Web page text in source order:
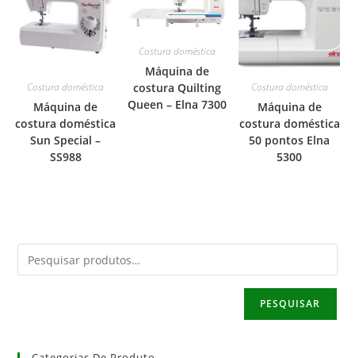
Costura doméstica
Máquina de
costura doméstica
Sun Special –
SS988
Costura doméstica
Máquina de
costura Quilting
Queen – Elna 7300
Costura doméstica
Máquina de
costura doméstica
50 pontos Elna
5300
PESQUISAR